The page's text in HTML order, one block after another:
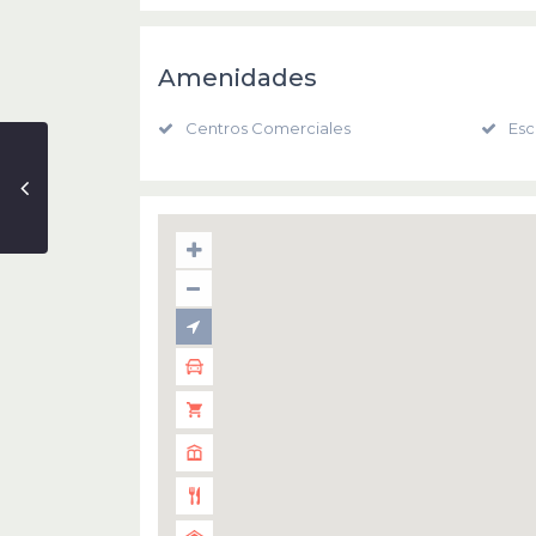
Amenidades
Centros Comerciales